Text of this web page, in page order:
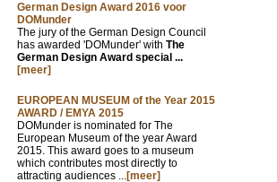
German Design Award 2016 voor
DOMunder
The jury of the German Design Council
has awarded 'DOMunder' with The
German Design Award special ...
[meer]
EUROPEAN MUSEUM of the Year 2015
AWARD / EMYA 2015
DOMunder is nominated for The
European Museum of the year Award
2015. This award goes to a museum
which contributes most directly to
attracting audiences ...[meer]